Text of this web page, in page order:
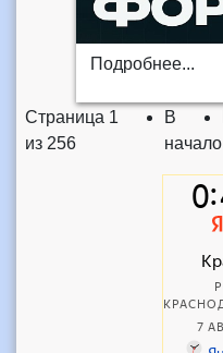
Подробнее...
Страница 1
из 256
В
начало